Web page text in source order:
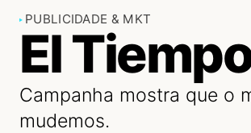
PUBLICIDADE & MKT
El
Campanha mostra que o
mudemos.